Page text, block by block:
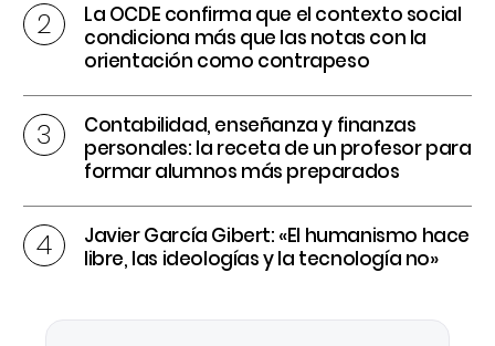
La OCDE confirma que el contexto social
condiciona más que las notas con la
orientación como contrapeso
Contabilidad, enseñanza y finanzas
personales: la receta de un profesor para
formar alumnos más preparados
Javier García Gibert: «El humanismo hace
libre, las ideologías y la tecnología no»